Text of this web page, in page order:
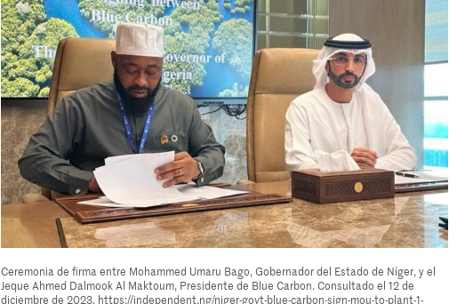
Ceremonia de firma entre Mohammed Umaru Bago, Gobernador del Estado de Níger, y el
Jeque Ahmed Dalmook Al Maktoum, Presidente de Blue Carbon. Consultado el 12 de
diciembre de 2023. https://independent.ng/niger-govt-blue-carbon-sign-mou-to-plant-1-